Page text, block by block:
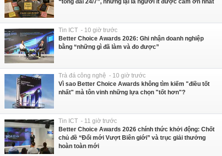
Tin ICT - 10 giờ trước
Better Choice Awards 2026: Ghi nhận doanh nghiệp
bằng “những gì đã làm và đo được”
Trà đá công nghệ - 10 giờ trước
Vì sao Better Choice Awards không tìm kiếm "điều tốt
nhất" mà tôn vinh những lựa chọn "tốt hơn"?
Tin ICT - 11 giờ trước
Better Choice Awards 2026 chính thức khởi động: Chốt
chủ đề “Đổi mới Vượt Biên giới” và trục giải thưởng
hoàn toàn mới